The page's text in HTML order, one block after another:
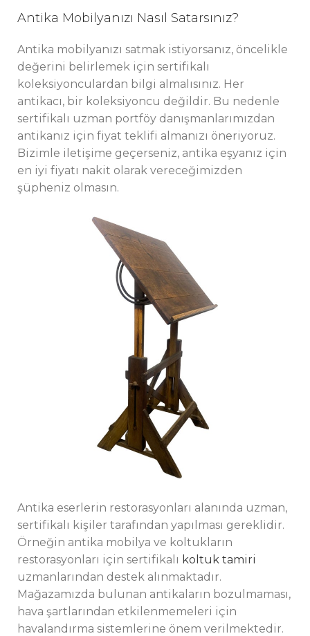
Antika Mobilyanızı Nasıl Satarsınız?
Antika mobilyanızı satmak istiyorsanız, öncelikle
değerini belirlemek için sertifikalı
koleksiyonculardan bilgi almalısınız. Her
antikacı, bir koleksiyoncu değildir. Bu nedenle
sertifikalı uzman portföy danışmanlarımızdan
antikanız için fiyat teklifi almanızı öneriyoruz.
Bizimle iletişime geçerseniz, antika eşyanız için
en iyi fiyatı nakit olarak vereceğimizden
şüpheniz olmasın.
Antika eserlerin restorasyonları alanında uzman,
sertifikalı kişiler tarafından yapılması gereklidir.
Örneğin antika mobilya ve koltukların
restorasyonları için sertifikalı koltuk tamiri
uzmanlarından destek alınmaktadır.
Mağazamızda bulunan antikaların bozulmaması,
hava şartlarından etkilenmemeleri için
havalandırma sistemlerine önem verilmektedir.